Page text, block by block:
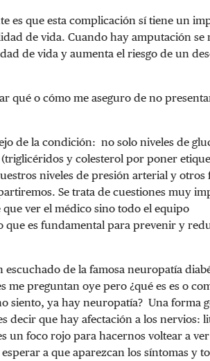
es que esta complicación sí tiene un
de vida. Cuando hay amputación se
de vida y aumenta el riesgo de un
qué o cómo me aseguro de no
de la condición: no solo niveles de
(triglicéridos y colesterol por poner
niveles de presión arterial y otros
Se trata de cuestiones muy
que ver el médico sino todo el equipo
es fundamental para prevenir y
escuchado de la famosa neuropatía
me preguntan oye pero ¿qué es es o
siento, ya hay neuropatía? Una forma
decir que hay afectación a los nervios:
un foco rojo para hacernos voltear a
a que aparezcan los síntomas y